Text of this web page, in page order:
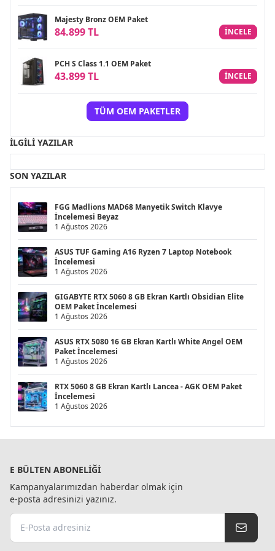
Majesty Bronz OEM Paket
84.899 TL INCELE
PCH S Class 1.1 OEM Paket
43.899 TL INCELE
TÜM OEM PAKETLER
İLGILI YAZILAR
SON YAZILAR
FGG Madlions MAD68 Manyetik Switch Klavye
İncelemesi Beyaz
1 Ağustos 2026
ASUS TUF Gaming A16 Ryzen 7 Laptop Notebook
İncelemesi
1 Ağustos 2026
GIGABYTE RTX 5060 8 GB Ekran Kartlı Obsidian Elite
OEM Paket İncelemesi
1 Ağustos 2026
ASUS RTX 5080 16 GB Ekran Kartlı White Angel OEM
Paket İncelemesi
1 Ağustos 2026
RTX 5060 8 GB Ekran Kartlı Lancea - AGK OEM Paket
İncelemesi
1 Ağustos 2026
E BÜLTEN ABONELIĞI
Kampanyalarımızdan haberdar olmak için
e-posta adresinizi yazınız.